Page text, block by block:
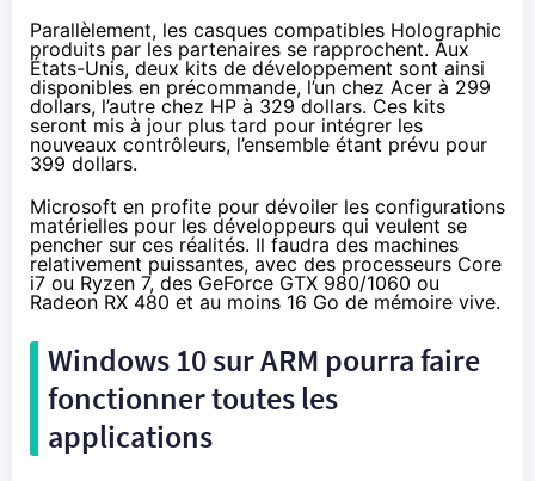
Parallèlement, les casques compatibles Holographic
produits par les partenaires se rapprochent. Aux
États-Unis, deux kits de développement sont ainsi
disponibles en précommande, l’un chez Acer à 299
dollars, l’autre chez HP à 329 dollars. Ces kits
seront mis à jour plus tard pour intégrer les
nouveaux contrôleurs, l’ensemble étant prévu pour
399 dollars.
Microsoft en profite pour dévoiler les configurations
matérielles pour les développeurs qui veulent se
pencher sur ces réalités. Il faudra des machines
relativement puissantes, avec des processeurs Core
i7 ou Ryzen 7, des GeForce GTX 980/1060 ou
Radeon RX 480 et au moins 16 Go de mémoire vive.
Windows 10sur ARM pourra faire
fonctionner toutes les
applications